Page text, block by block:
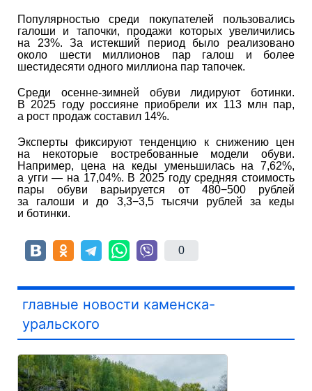
Популярностью среди покупателей пользовались
галоши и тапочки, продажи которых увеличились
на 23%. За истекший период было реализовано
около шести миллионов пар галош и более
шестидесяти одного миллиона пар тапочек.
Среди осенне-зимней обуви лидируют ботинки.
В 2025 году россияне приобрели их 113 млн пар,
а рост продаж составил 14%.
Эксперты фиксируют тенденцию к снижению цен
на некоторые востребованные модели обуви.
Например, цена на кеды уменьшилась на 7,62%,
а угги — на 17,04%. В 2025 году средняя стоимость
пары обуви варьируется от 480−500 рублей
за галоши и до 3,3−3,5 тысячи рублей за кеды
и ботинки.
0
главные новости каменска-
уральского